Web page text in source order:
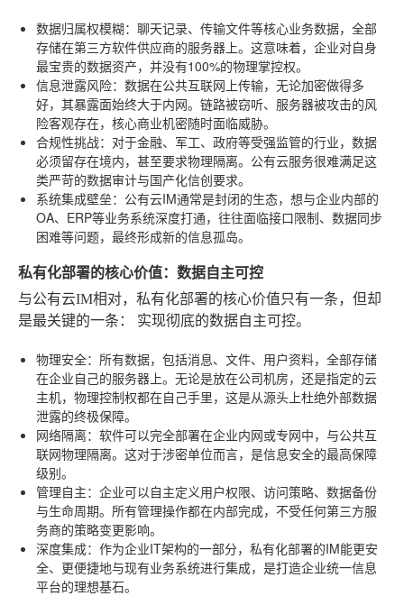
数据归属权模糊：聊天记录、传输文件等核心业务数据，全部
存储在第三方软件供应商的服务器上。这意味着，企业对自身
最宝贵的数据资产，并没有100%的物理掌控权。
信息泄露风险：数据在公共互联网上传输，无论加密做得多
好，其暴露面始终大于内网。链路被窃听、服务器被攻击的风
险客观存在，核心商业机密随时面临威胁。
合规性挑战：对于金融、军工、政府等受强监管的行业，数据
必须留存在境内，甚至要求物理隔离。公有云服务很难满足这
类严苛的数据审计与国产化信创要求。
系统集成壁垒：公有云IM通常是封闭的生态，想与企业内部的
OA、ERP等业务系统深度打通，往往面临接口限制、数据同步
困难等问题，最终形成新的信息孤岛。
私有化部署的核心价值：数据自主可控
与公有云IM相对，私有化部署的核心价值只有一条，但却
是最关键的一条： 实现彻底的数据自主可控。
物理安全：所有数据，包括消息、文件、用户资料，全部存储
在企业自己的服务器上。无论是放在公司机房，还是指定的云
主机，物理控制权都在自己手里，这是从源头上杜绝外部数据
泄露的终极保障。
网络隔离：软件可以完全部署在企业内网或专网中，与公共互
联网物理隔离。这对于涉密单位而言，是信息安全的最高保障
级别。
管理自主：企业可以自主定义用户权限、访问策略、数据备份
与生命周期。所有管理操作都在内部完成，不受任何第三方服
务商的策略变更影响。
深度集成：作为企业IT架构的一部分，私有化部署的IM能更安
全、更便捷地与现有业务系统进行集成，是打造企业统一信息
平台的理想基石。